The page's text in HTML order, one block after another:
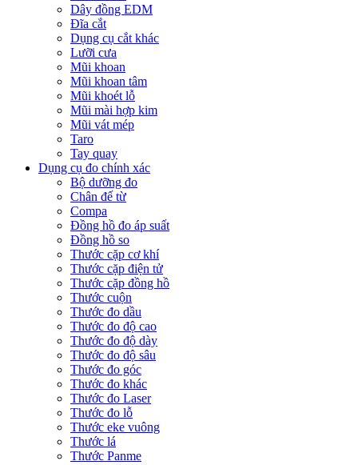
Dây đồng EDM
Đĩa cắt
Dụng cụ cắt khác
Lưỡi cưa
Mũi khoan
Mũi khoan tâm
Mũi khoét lỗ
Mũi mài hợp kim
Mũi vát mép
Taro
Tay quay
Dụng cụ đo chính xác
Bộ dưỡng đo
Chân đế từ
Compa
Đồng hồ đo áp suất
Đồng hồ so
Thước cặp cơ khí
Thước cặp điện tử
Thước cặp đồng hồ
Thước cuộn
Thước đo dầu
Thước đo độ cao
Thước đo độ dày
Thước đo độ sâu
Thước đo góc
Thước đo khác
Thước đo Laser
Thước đo lỗ
Thước eke vuông
Thước lá
Thước Panme